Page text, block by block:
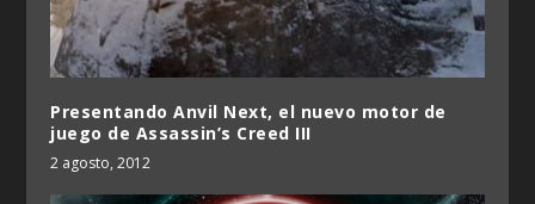
Presentando Anvil Next, el nuevo motor de
juego de Assassin’s Creed III
2 agosto, 2012